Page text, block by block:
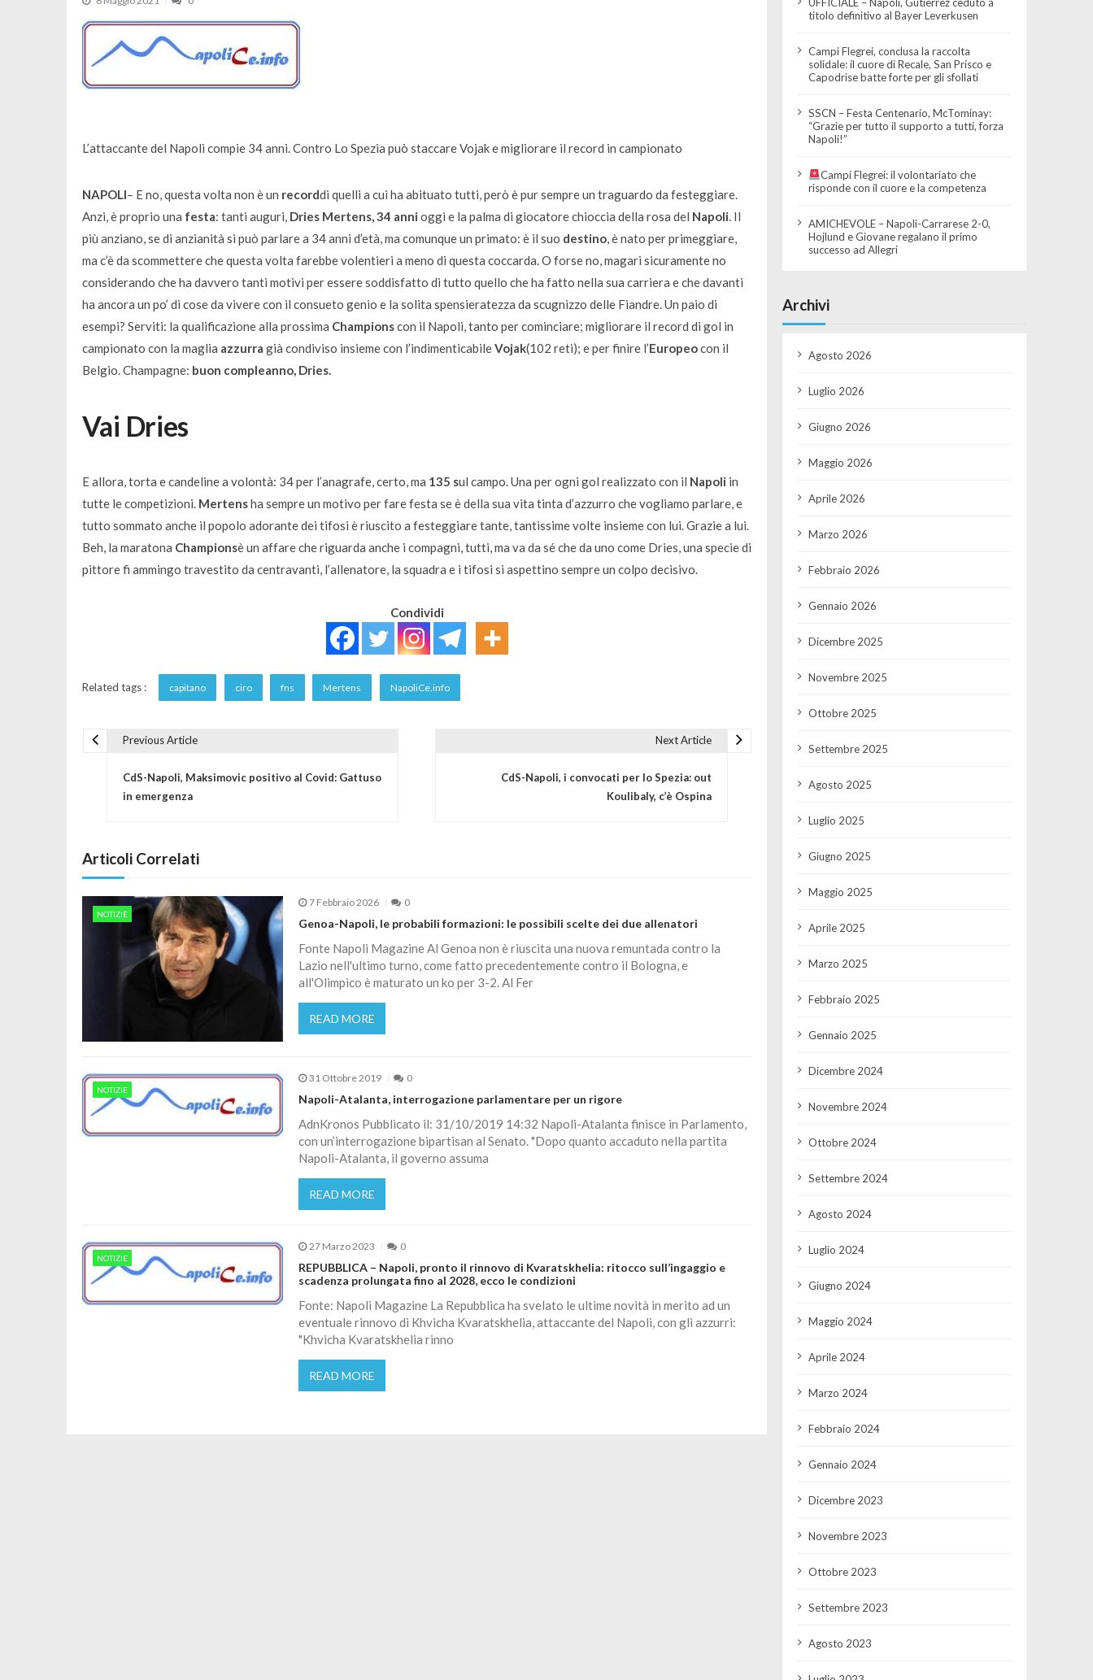
L’attaccante del Napoli compie 34 anni. Contro Lo Spezia può staccare Vojak e migliorare il record in campionato
NAPOLI– E no, questa volta non è un recorddi quelli a cui ha abituato tutti, però è pur sempre un traguardo da festeggiare.
Anzi, è proprio una festa: tanti auguri, Dries Mertens,34 anni oggi e la palma di giocatore chioccia della rosa del Napoli. Il
più anziano, se di anzianità si può parlare a 34 anni d’età, ma comunque un primato: è il suo destino, è nato per primeggiare,
ma c’è da scommettere che questa volta farebbe volentieri a meno di questa coccarda. O forse no, magari sicuramente no
considerando che ha davvero tanti motivi per essere soddisfatto di tutto quello che ha fatto nella sua carriera e che davanti
ha ancora un po’ di cose da vivere con il consueto genio e la solita spensieratezza da scugnizzo delle Fiandre. Un paio di
esempi? Serviti: la qualificazione alla prossima Championscon il Napoli, tanto per cominciare; migliorare il record di gol in
campionato con la maglia azzurra già condiviso insieme con l’indimenticabileVojak(102 reti); e per finire l’Europeocon il
Belgio. Champagne: buon compleanno, Dries.
Vai Dries
E allora, torta e candeline a volontà: 34 per l’anagrafe, certo, ma 135 sul campo. Una per ogni gol realizzato con il Napoli in
tutte le competizioni. Mertensha sempre un motivo per fare festa se è della sua vita tinta d’azzurro che vogliamo parlare, e
tutto sommato anche il popolo adorante dei tifosi è riuscito a festeggiare tante, tantissime volte insieme con lui. Grazie a lui.
Beh, la maratona Championsè un affare che riguarda anche i compagni, tutti, ma va da sé che da uno come Dries, una specie di
pittore fi ammingo travestito da centravanti, l’allenatore, la squadra e i tifosi si aspettino sempre un colpo decisivo.
Condividi
Related tags : capitano ciro fns Mertens NapoliCe.info
Previous Article
CdS-Napoli, Maksimovic positivo al Covid: Gattuso
in emergenza
Next Article
CdS-Napoli, i convocati per lo Spezia: out
Koulibaly, c’è Ospina
Articoli Correlati
NOTIZIE
7 Febbraio 2026 0
Genoa-Napoli, le probabili formazioni: le possibili scelte dei due allenatori
Fonte Napoli Magazine Al Genoa non è riuscita una nuova remuntada contro la
Lazio nell'ultimo turno, come fatto precedentemente contro il Bologna, e
all'Olimpico è maturato un ko per 3-2. Al Fer
READ MORE
NOTIZIE
31 Ottobre 2019 0
Napoli-Atalanta, interrogazione parlamentare per un rigore
AdnKronos Pubblicato il: 31/10/2019 14:32 Napoli-Atalanta finisce in Parlamento,
con un’interrogazione bipartisan al Senato. "Dopo quanto accaduto nella partita
Napoli-Atalanta, il governo assuma
READ MORE
NOTIZIE
27 Marzo 2023 0
REPUBBLICA – Napoli, pronto il rinnovo di Kvaratskhelia: ritocco sull’ingaggio e
scadenza prolungata fino al 2028, ecco le condizioni
Fonte: Napoli Magazine La Repubblica ha svelato le ultime novità in merito ad un
eventuale rinnovo di Khvicha Kvaratskhelia, attaccante del Napoli, con gli azzurri:
"Khvicha Kvaratskhelia rinno
READ MORE
titolo definitivo al Bayer Leverkusen
Campi Flegrei, conclusa la raccolta
solidale: il cuore di Recale, San Prisco e
Capodrise batte forte per gli sfollati
SSCN – Festa Centenario, McTominay:
“Grazie per tutto il supporto a tutti, forza
Napoli!”
Campi Flegrei: il volontariato che
risponde con il cuore e la competenza
AMICHEVOLE – Napoli-Carrarese 2-0,
Hojlund e Giovane regalano il primo
successo ad Allegri
Archivi
Agosto 2026
Luglio 2026
Giugno 2026
Maggio 2026
Aprile 2026
Marzo 2026
Febbraio 2026
Gennaio 2026
Dicembre 2025
Novembre 2025
Ottobre 2025
Settembre 2025
Agosto 2025
Luglio 2025
Giugno 2025
Maggio 2025
Aprile 2025
Marzo 2025
Febbraio 2025
Gennaio 2025
Dicembre 2024
Novembre 2024
Ottobre 2024
Settembre 2024
Agosto 2024
Luglio 2024
Giugno 2024
Maggio 2024
Aprile 2024
Marzo 2024
Febbraio 2024
Gennaio 2024
Dicembre 2023
Novembre 2023
Ottobre 2023
Settembre 2023
Agosto 2023